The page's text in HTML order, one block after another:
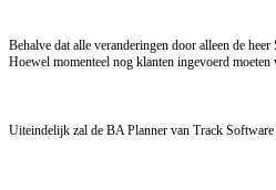
Behalve dat alle veranderingen door alleen de
Hoewel momenteel nog klanten ingevoerd
Uiteindelijk zal de BA Planner van Track